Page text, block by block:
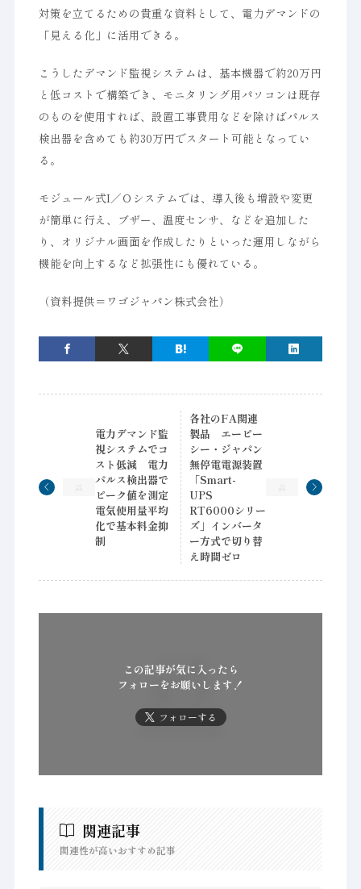
対策を立てるための貴重な資料として、電力デマンドの
「見える化」に活用できる。
こうしたデマンド監視システムは、基本機器で約20万円
と低コストで構築でき、モニタリング用パソコンは既存
のものを使用すれば、設置工事費用などを除けばパルス
検出器を含めても約30万円でスタート可能となってい
る。
モジュール式I／Ｏシステムでは、導入後も増設や変更
が簡単に行え、ブザー、温度センサ、などを追加した
り、オリジナル画面を作成したりといった運用しながら
機能を向上するなど拡張性にも優れている。
（資料提供＝ワゴジャパン株式会社）
電力デマンド監
視システムでコ
スト低減 電力
パルス検出器で
ピーク値を測定
電気使用量平均
化で基本料金抑
制
各社のFA関連
製品 エーピー
シー・ジャパン
無停電電源装置
「Smart-
UPS
RT6000シリー
ズ」インバータ
ー方式で切り替
え時間ゼロ
この記事が気に入ったら
フォローをお願いします！
フォローする
関連記事
関連性が高いおすすめ記事